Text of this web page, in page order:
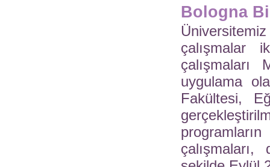
Bologna
çalışmalar
uygulama
Fakültesi,